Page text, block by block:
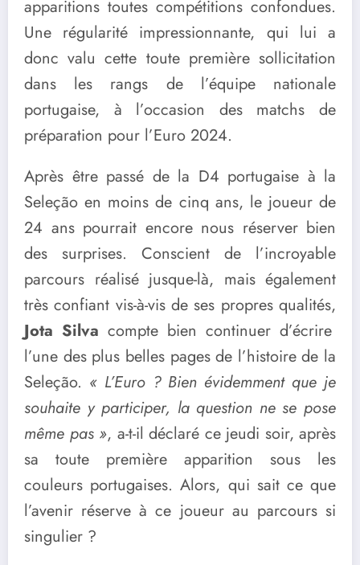
apparitions toutes compétitions confondues.
Une régularité impressionnante, qui lui a
donc valu cette toute première sollicitation
dans les rangs de l’équipe nationale
portugaise, à l’occasion des matchs de
préparation pour l’Euro 2024.
Après être passé de la D4 portugaise à la
Seleção en moins de cinq ans, le joueur de
24 ans pourrait encore nous réserver bien
des surprises. Conscient de l’incroyable
parcours réalisé jusque-là, mais également
très confiant vis-à-vis de ses propres qualités,
Jota Silva compte bien continuer d’écrire
l’une des plus belles pages de l’histoire de la
Seleção. « L’Euro ? Bien évidemment que je
souhaite y participer, la question ne se pose
même pas », a-t-il déclaré ce jeudi soir, après
sa toute première apparition sous les
couleurs portugaises. Alors, qui sait ce que
l’avenir réserve à ce joueur au parcours si
singulier ?